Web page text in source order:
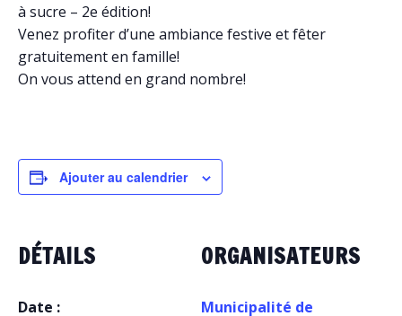
à sucre – 2e édition!
Venez profiter d’une ambiance festive et fêter
gratuitement en famille!
On vous attend en grand nombre!
Ajouter au calendrier
DÉTAILS
Date :
ORGANISATEURS
Municipalité de